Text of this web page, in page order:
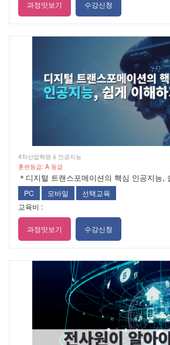
과정맛보기 수강신청
4차산업혁명  인공지능
훈련등급: A 등급
＊디지털 트랜스포메이션의 핵심 인공지능,
PC 모바일
선택교육
교육비 :
과정맛보기 수강신청